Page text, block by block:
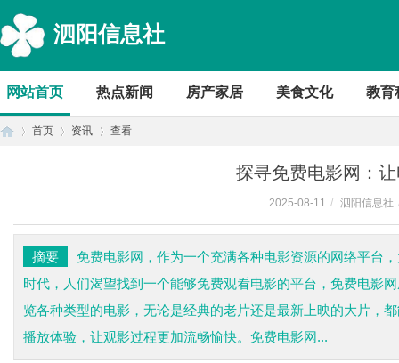
泗阳信息社
网站首页 热点新闻 房产家居 美食文化 教育
首页 资讯 查看
探寻免费电影网：
2025-08-11 / 泗阳信息社
摘要
免费电影网，作为一个充满各种电影资源的网络平台
时代，人们渴望找到一个能够免费观看电影的平台，免费电影
览各种类型的电影，无论是经典的老片还是最新上映的大片，
播放体验，让观影过程更加流畅愉快。免费电影网...